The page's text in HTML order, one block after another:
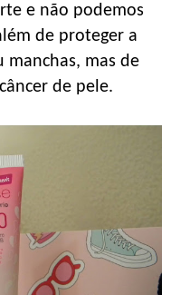
e não podemos
de proteger a
mas de
de pele.